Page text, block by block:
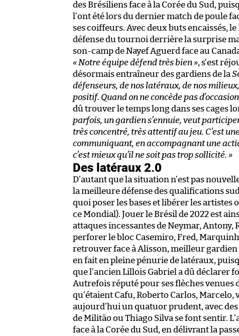
des Brésiliens face à la Corée du Sud,
l’ont été lors du dernier match de poule
ses coiffeurs. Avec deux buts encaissés,
défense du tournoi derrière la surprise
son-camp de Nayef Aguerd face au
« Notre équipe défend très bien », s’est
désormais entraîneur des gardiens de la
défenseurs, de nos latéraux, de nos
positif. Quand on ne concède pas
dû trouver le temps long dans ses cages
parfois, un gardien s’ennuie, veut
très concentré, très attentif au jeu. C’est
communiquant, en accompagnant une
c’est mieux qu’il ne soit pas trop sollicité. »
Des latéraux 2.0
D’autant que la situation n’est pas
la meilleure défense des qualifications
quoi poser les bases et libérer les
ce Mondial). Jouer le Brésil de 2022 est
attaques incessantes de Neymar,
perforer le bloc Casemiro, Fred,
retrouver face à Alisson, meilleur gardien
en fait en pleine pénurie de latéraux,
que l’ancien Lillois Gabriel a dû déclarer
Autrefois réputé pour ses flèches venues
qu’étaient Cafu, Roberto Carlos,
aujourd’hui un quatuor prudent, avec
de Militão ou Thiago Silva se font sentir.
face à la Corée du Sud, en délivrant la